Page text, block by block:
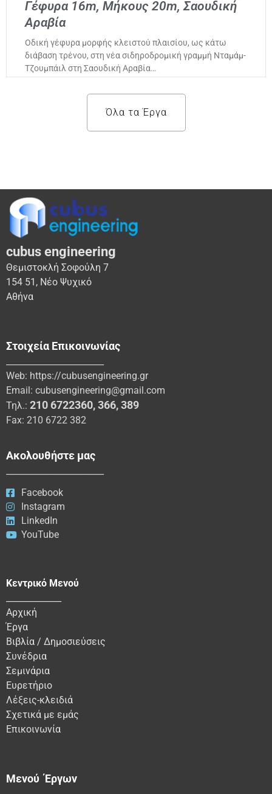
Γέφυρα 16m, Μήκους 20m, Σαουδική
Αραβία
Οδική γέφυρα μορφής κλειστού πλαισίου, ως κάτω
διάβαση τρένου, στη νέα σιδηροδρομική γραμμή Νταμάμ-
Τζουμπάιλ στη Σαουδική Αραβία…
Όλα τα Έργα
cubus engineering
Θεμιστοκλή Σοφούλη 7
154 51, Νέο Ψυχικό
Αθήνα
Στοιχεία Επικοινωνίας
Web: https://cubusengineering.gr
Email: cubusengineering@gmail.com
Τηλ.: 210 6722360,366,389
Fax: 210 6722 382
Ακολουθήστε μας
Facebook
Instagram
LinkedIn
YouTube
Κεντρικό Μενού
Αρχική
Έργα
Βιβλία / Δημοσιεύσεις
Συνέδρια
Σεμινάρια
Ευρετήριο
Λέξεις-κλειδιά
Σχετικά με εμάς
Επικοινωνία
Μενού Έργων